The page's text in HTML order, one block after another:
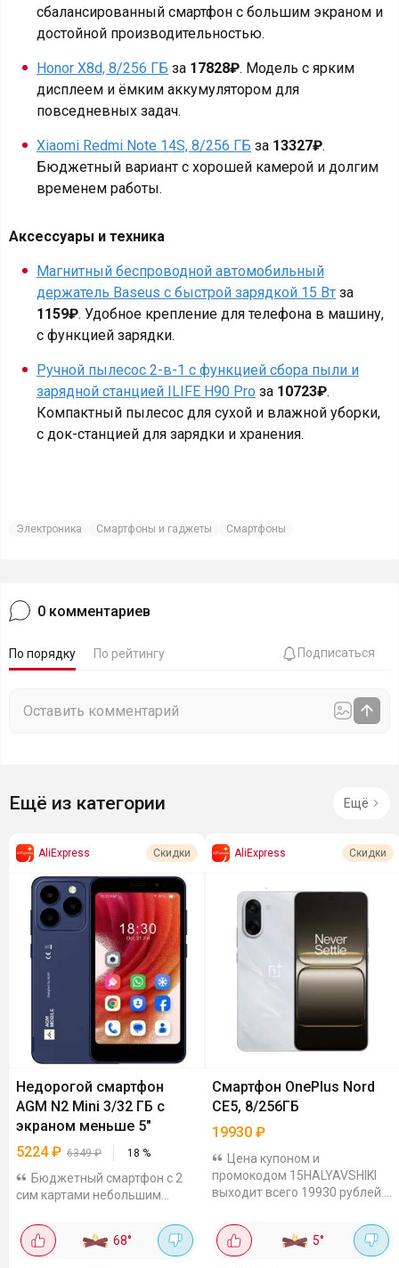
сбалансированный смартфон с большим экраном и
достойной производительностью.
Honor X8d, 8/256 ГБ за 17828₽. Модель с ярким
дисплеем и ёмким аккумулятором для
повседневных задач.
Xiaomi Redmi Note 14S, 8/256 ГБ за 13327₽.
Бюджетный вариант с хорошей камерой и долгим
временем работы.
Аксессуары и техника
Магнитный беспроводной автомобильный
держатель Baseus с быстрой зарядкой 15 Вт за
1159₽. Удобное крепление для телефона в машину,
с функцией зарядки.
Ручной пылесос 2-в-1 с функцией сбора пыли и
зарядной станцией ILIFE H90 Pro за 10723₽.
Компактный пылесос для сухой и влажной уборки,
с док-станцией для зарядки и хранения.
Электроника Смартфоны и гаджеты Смартфоны
0 комментариев
По порядку По рейтингу Подписаться
Ещё из категории Ещё
AliExpress Скидки
Недорогой смартфон
AGM N2 Mini 3/32 ГБ с
экраном меньше 5"
5224₽ 6349₽ 18 %
Бюджетный смартфон с 2
сим картами небольшим
гр. Мне кажется можно брать
первоклашкам и детям,
68°
AliExpress Скидки
Смартфон OnePlus Nord
CE5, 8/256ГБ
19930 ₽
Цена купоном и
промокодом 15HALYAVSHIKI
выходит всего 19930 рублей.
- 6.77 дюймов, AMOLED, и
главное - 120 Герц. Это прям
плавность, как в дорогих
5°